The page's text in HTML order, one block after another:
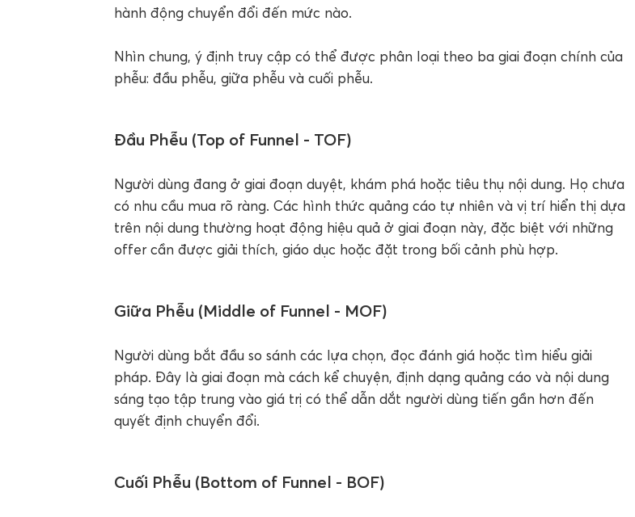
hành động chuyển đổi đến mức nào.
Nhìn chung, ý định truy cập có thể được phân loại theo ba giai đoạn chính của
phễu: đầu phễu, giữa phễu và cuối phễu.
Đầu Phễu (Top of Funnel - TOF)
Người dùng đang ở giai đoạn duyệt, khám phá hoặc tiêu thụ nội dung. Họ chưa
có nhu cầu mua rõ ràng. Các hình thức quảng cáo tự nhiên và vị trí hiển thị dựa
trên nội dung thường hoạt động hiệu quả ở giai đoạn này, đặc biệt với những
offer cần được giải thích, giáo dục hoặc đặt trong bối cảnh phù hợp.
Giữa Phễu (Middle of Funnel - MOF)
Người dùng bắt đầu so sánh các lựa chọn, đọc đánh giá hoặc tìm hiểu giải
pháp. Đây là giai đoạn mà cách kể chuyện, định dạng quảng cáo và nội dung
sáng tạo tập trung vào giá trị có thể dẫn dắt người dùng tiến gần hơn đến
quyết định chuyển đổi.
Cuối Phễu (Bottom of Funnel - BOF)